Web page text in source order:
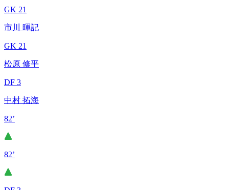
GK 21
市川 暉記
GK 21
松原 修平
DF 3
中村 拓海
82’
82’